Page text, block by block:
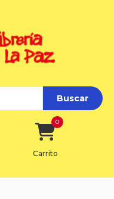
Buscar
Carrito
0